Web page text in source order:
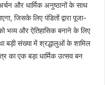
और धार्मिक अनुष्ठानों के साथ
जिसके लिए पंडितों द्वारा पूजा-
भव्य और ऐतिहासिक बनाने के लिए
बड़ी संख्या में श्रद्धालुओं के शामिल
का एक बड़ा धार्मिक उत्सव बन